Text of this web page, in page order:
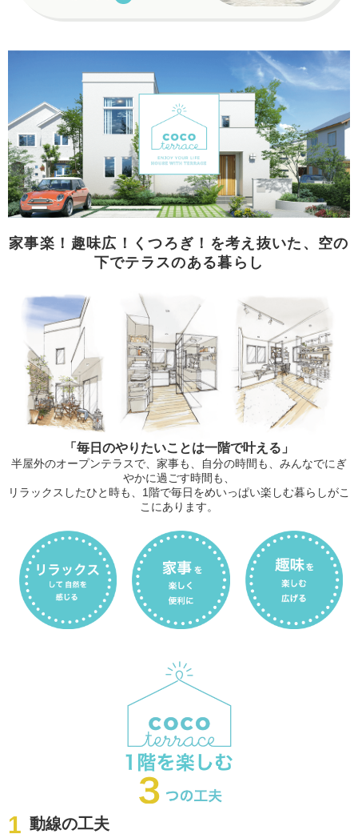
家事楽！趣味広！くつろぎ！を考え抜いた、空の
下でテラスのある暮らし
「毎日のやりたいことは一階で叶える」
半屋外のオープンテラスで、家事も、自分の時間も、みんなでにぎ
やかに過ごす時間も、
リラックスしたひと時も、1階で毎日をめいっぱい楽しむ暮らしがこ
こにあります。
動線の工夫